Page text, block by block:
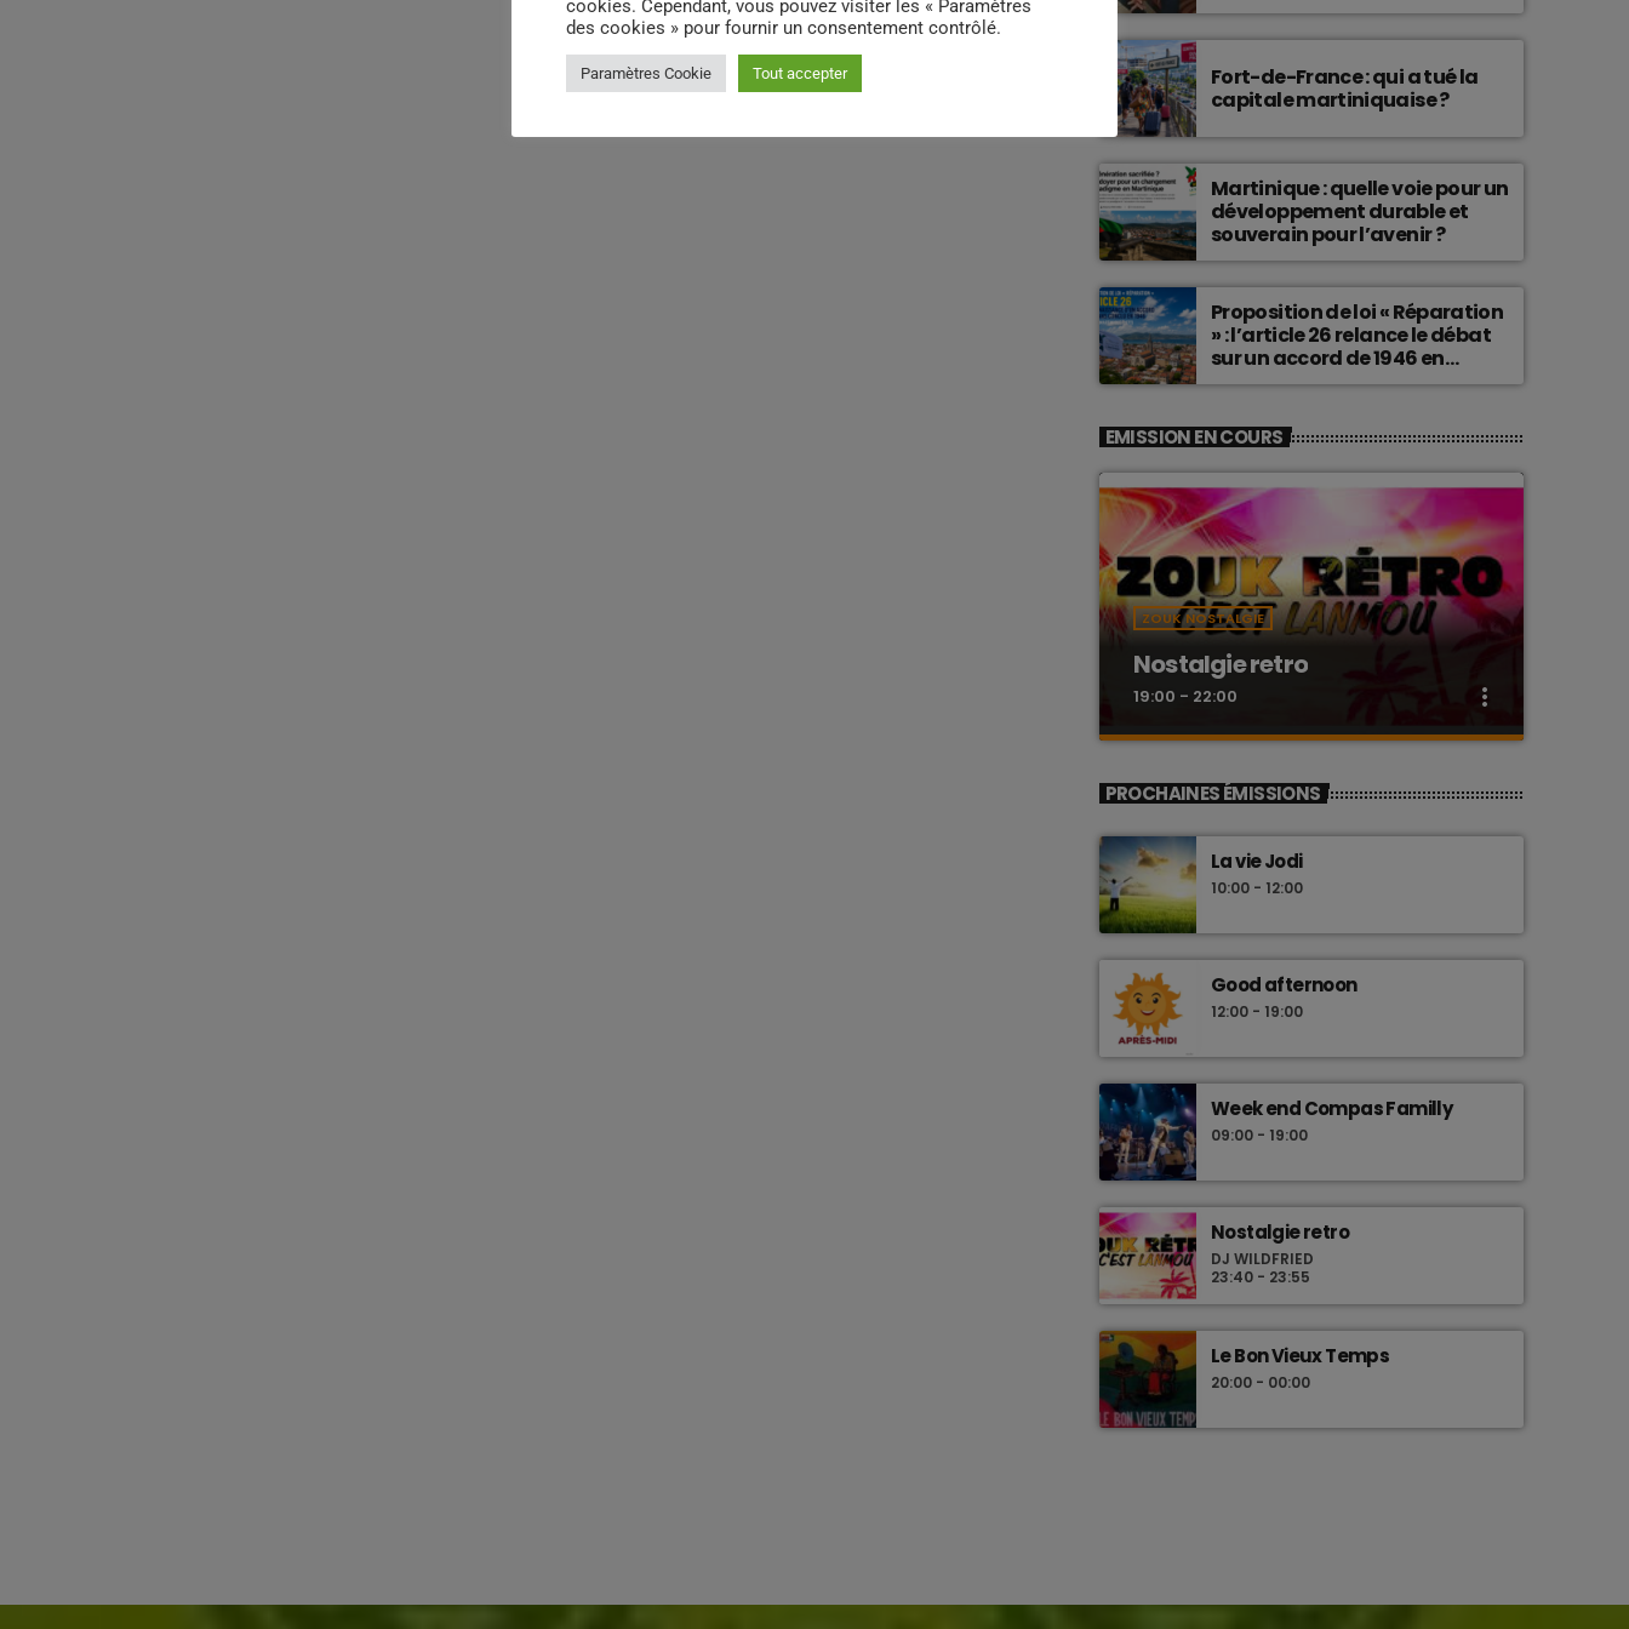
connu une telle histoire.
Fort-de-France : qui a tué la
capitale martiniquaise ?
Martinique : quelle voie pour un
développement durable et
souverain pour l’avenir ?
Proposition de loi « Réparation
» : l’article 26 relance le débat
sur un accord de 1946 en
Martinique
EMISSION EN COURS
ZOUK NOSTALGIE
Nostalgie retro
19:00 - 22:00 more_vert
Nostalgie retro
Les plus beaux Zouk des années 80
PROCHAINES ÉMISSIONS
La vie Jodi
10:00 - 12:00
Good afternoon
12:00 - 19:00
Week end Compas Familly
09:00 - 19:00
Nostalgie retro
DJ WILDFRIED
23:40 - 23:55
Le Bon Vieux Temps
20:00 - 00:00
cookies. Cependant, vous pouvez visiter les « Paramètres
des cookies » pour fournir un consentement contrôlé.
Paramètres Cookie Tout accepter